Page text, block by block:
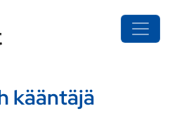
kääntäjä